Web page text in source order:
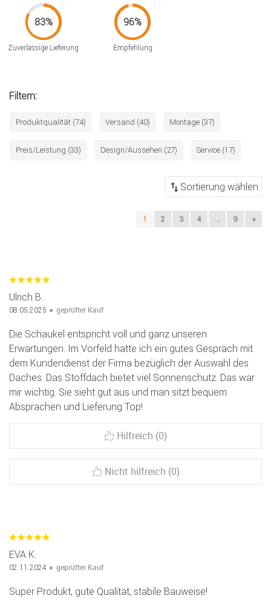
Zuverlässige Lieferung Empfehlung
Filtern:
Produktqualität (74) Versand (40) Montage (37)
Preis/Leistung (33) Design/Aussehen (27) Service (17)
1 2 3 4 ... 9 »
Ulrich B.
08.05.2025 geprüfter Kauf
Die Schaukel entspricht voll und ganz unseren
Erwartungen. Im Vorfeld hatte ich ein gutes Gespräch mit
dem Kundendienst der Firma bezüglich der Auswahl des
Daches. Das Stoffdach bietet viel Sonnenschutz. Das war
mir wichtig. Sie sieht gut aus und man sitzt bequem.
Absprachen und Lieferung Top!
Hilfreich (0)
Nicht hilfreich (0)
EVA K.
02.11.2024 geprüfter Kauf
Super Produkt, gute Qualität, stabile Bauweise!